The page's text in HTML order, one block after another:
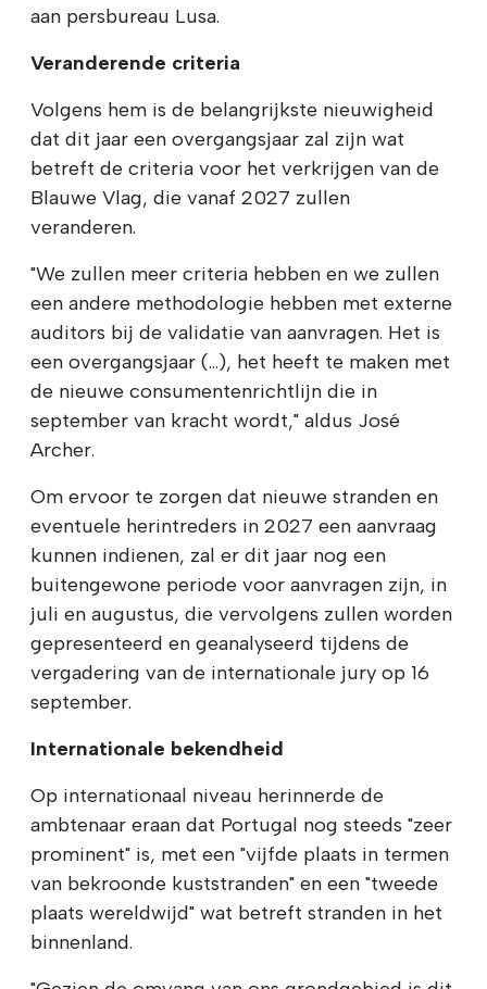
aan persbureau Lusa.
Veranderende criteria
Volgens hem is de belangrijkste nieuwigheid
dat dit jaar een overgangsjaar zal zijn wat
betreft de criteria voor het verkrijgen van de
Blauwe Vlag, die vanaf 2027 zullen
veranderen.
"We zullen meer criteria hebben en we zullen
een andere methodologie hebben met externe
auditors bij de validatie van aanvragen. Het is
een overgangsjaar (...), het heeft te maken met
de nieuwe consumentenrichtlijn die in
september van kracht wordt," aldus José
Archer.
Om ervoor te zorgen dat nieuwe stranden en
eventuele herintreders in 2027 een aanvraag
kunnen indienen, zal er dit jaar nog een
buitengewone periode voor aanvragen zijn, in
juli en augustus, die vervolgens zullen worden
gepresenteerd en geanalyseerd tijdens de
vergadering van de internationale jury op 16
september.
Internationale bekendheid
Op internationaal niveau herinnerde de
ambtenaar eraan dat Portugal nog steeds "zeer
prominent" is, met een "vijfde plaats in termen
van bekroonde kuststranden" en een "tweede
plaats wereldwijd" wat betreft stranden in het
binnenland.